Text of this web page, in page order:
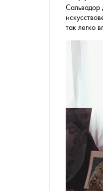
Сальвадор
так легко